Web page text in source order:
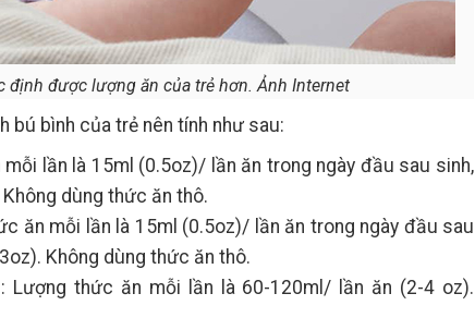
định được lượng ăn của trẻ hơn. Ảnh Internet
bú bình của trẻ nên tính như sau:
mỗi lần là 15ml (0.5oz)/ lần ăn trong ngày đầu sau sinh,
dùng thức ăn thô.
ăn mỗi lần là 15ml (0.5oz)/ lần ăn trong ngày đầu sau
Không dùng thức ăn thô.
: Lượng thức ăn mỗi lần là 60-120ml/ lần ăn (2-4 oz).